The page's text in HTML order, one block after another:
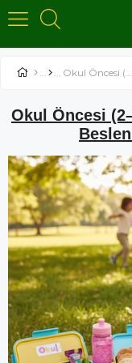
Okul Öncesi (2–6 Yaş) Çocuklar İçin Sağlıklı Beslenme Çantası Rehberi
Okul Öncesi